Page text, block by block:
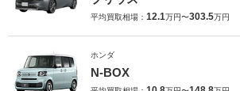
平均買取相場： 12.1万円〜303.5万円
ホンダ
N-BOX